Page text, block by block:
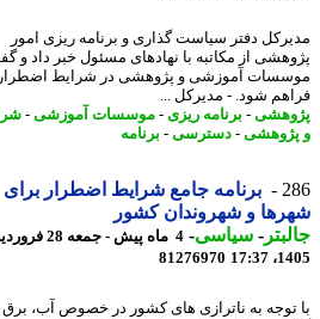
دفتر سیاست گذاری و برنامه ریزی امور
از مکاتبه با نهادهای مسئول خبر داد و
آموزشی و پژوهشی در شرایط اضطرار به
شود. - مدیرکل ...
-برنامه ریزی - موسسات آموزشی -شرایط
-دسترسی -برنامه
برنامه جامع شرایط اضطرار برای
و شهروندان کشور
-سیاسی-
4 ماه پیش - جمعه 28 فروردین
81276970
به ناترازی های کشور در خصوص آب، برق و